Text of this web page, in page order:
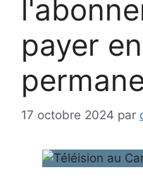
payer en
17 octobre 2024 par